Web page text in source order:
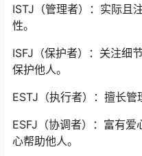
ISTJ（管理者）：实际且
性。
ISFJ（保护者）：关注细
保护他人。
ESTJ（执行者）：擅长管
ESFJ（协调者）：富有
心帮助他人。